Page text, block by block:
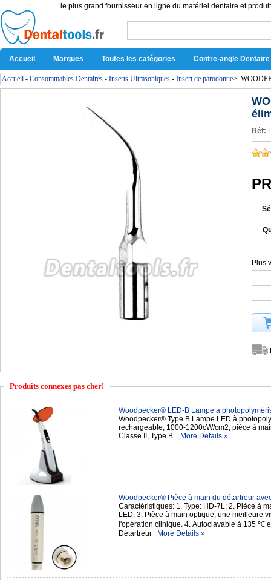
le plus grand fournisseur en ligne du matériel dentaire et
Accueil Marques Toutes les catégories Contre-angle Dentaire
Accueil - Consommables Dentaires - Inserts Ultrasoniques - Insert de parodontie>
Réf:
Plus
Produits connexes pas cher!
Woodpecker® LED-B Lampe à
Woodpecker® Type B Lampe LED à
rechargeable, 1000-1200cW/cm2, pièce à
Classe II, Type B.
More Details »
Woodpecker® Pièce à main du détartreur
Caractéristiques: 1. Type: HD-7L; 2. Pièce à
LED. 3. Pièce à main optique, une meilleure
l'opération clinique. 4. Autoclavable à 135 ℃
Détartreur
More Details »